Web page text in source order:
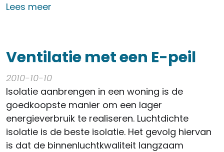
Lees meer
Ventilatie met een E-peil
2010-10-10
Isolatie aanbrengen in een woning is de
goedkoopste manier om een lager
energieverbruik te realiseren. Luchtdichte
isolatie is de beste isolatie. Het gevolg hiervan
is dat de binnenluchtkwaliteit langzaam